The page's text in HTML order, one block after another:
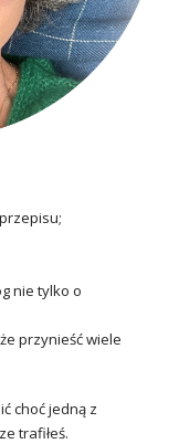
nie tylko o
przynieść wiele
choć jedną z
trafiłeś.